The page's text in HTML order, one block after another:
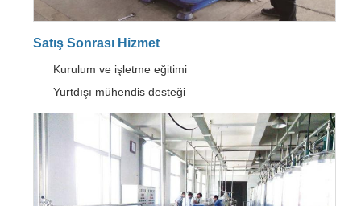
Satış Sonrası Hizmet
Kurulum ve işletme eğitimi
Yurtdışı mühendis desteği